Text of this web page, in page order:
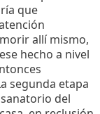
que
allí mismo,
hecho a nivel
segunda etapa
del